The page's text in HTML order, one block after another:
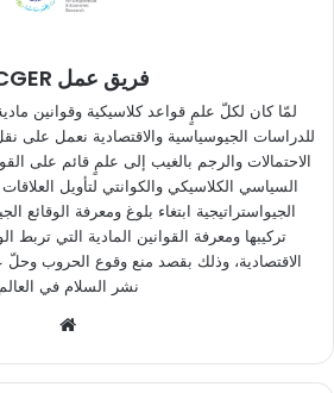
فريق عمل ICGER
لمّا كان لكلّ علمٍ قواعد كلاسيكية وقوانين
للدراسات الجيوسياسية والاقتصادية نعمل على
الاحتمالات والرجم بالغيب إلى علمٍ قائم على
السياسي الكلاسيكي والكوانتي لتأويل
الجيواستراتيجية ابتغاء بلوغ ومعرفة الوقائع
تركيبها ومعرفة القوانين المادية التي تربط
الاقتصادية، وذلك بقصد منع وقوع الحروب وحلّ
نشر السلام في العالم